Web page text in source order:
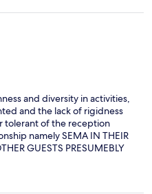
and diversity in activities,
and the lack of rigidness
tolerant of the reception
namely SEMA IN THEIR
GUESTS PRESUMEBLY
this is typical of be
time coming there and i